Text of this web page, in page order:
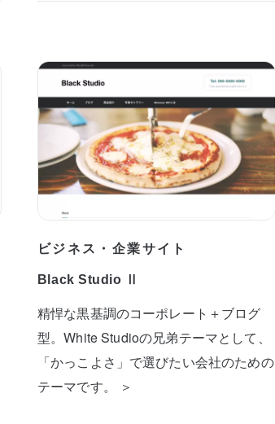
ビジネス・企業サイト
Black Studio Ⅱ
精悍な黒基調のコーポレート＋ブログ
型。White Studioの兄弟テーマとして、
「かっこよさ」で選びたい会社のための
テーマです。 ＞